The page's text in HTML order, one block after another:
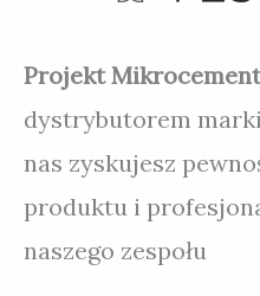
Projekt
dystrybutorem marki
nas zyskujesz
produktu i
naszego zespołu